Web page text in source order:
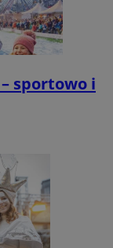
sportowo i